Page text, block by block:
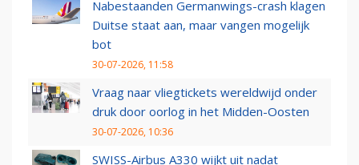
Nabestaanden Germanwings-crash klagen
Duitse staat aan, maar vangen mogelijk
bot
30-07-2026, 11:58
Vraag naar vliegtickets wereldwijd onder
druk door oorlog in het Midden-Oosten
30-07-2026, 10:36
SWISS-Airbus A330 wijkt uit nadat